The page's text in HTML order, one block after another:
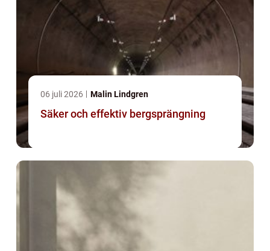
06 juli 2026 Malin Lindgren
Säker och effektiv bergsprängning